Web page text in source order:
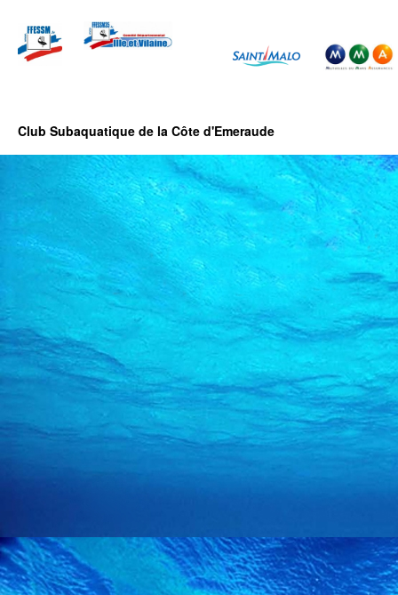
Club Subaquatique de la Côte d'Emeraude